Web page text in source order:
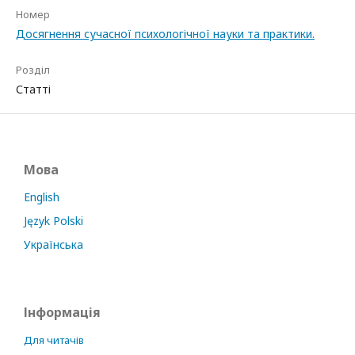
Номер
Досягнення сучасної психологічної науки та практики.
Розділ
Статті
Мова
English
Język Polski
Українська
Інформація
Для читачів